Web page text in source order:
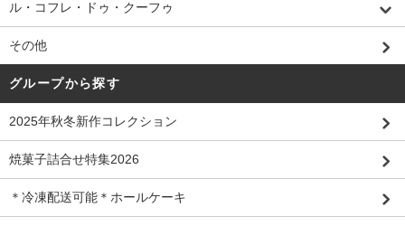
ル・コフレ・ドゥ・クーフゥ
その他
グループから探す
2025年秋冬新作コレクション
焼菓子詰合せ特集2026
＊冷凍配送可能＊ホールケーキ